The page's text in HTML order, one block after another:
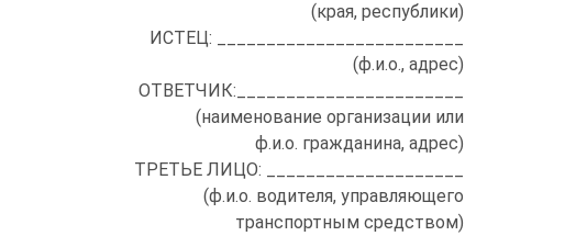
(края, республики)
ИСТЕЦ: _________________________
(ф.и.о., адрес)
ОТВЕТЧИК:_______________________
(наименование организации или
ф.и.о. гражданина, адрес)
ТРЕТЬЕ ЛИЦО: ____________________
(ф.и.о. водителя, управляющего
транспортным средством)